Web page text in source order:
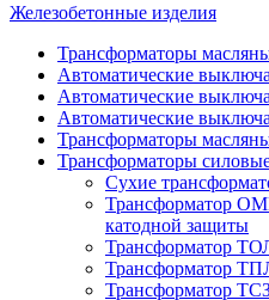
Железобетонные изделия
Трансформаторы
Автоматические
Автоматические
Автоматические
Трансформаторы
Трансформаторы
Сухие
Трансформатор
катодной защиты
Трансформатор
Трансформатор
Трансформатор